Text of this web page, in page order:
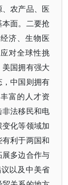
农产品、医
面。二要抢
济、生物医
对全球性挑
国拥有强大
中国则拥有
富的人才资
法移民和电
化等领域加
利于两国和
多边合作与
以及中美省